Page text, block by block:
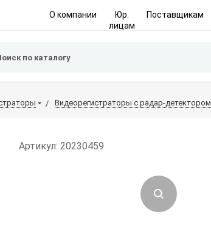
О компании
Юр.
лицам
Поставщикам
Видеорегистраторы с радар-детектором
Артикул: 20230459